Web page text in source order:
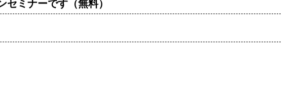
セミナーです（無料）